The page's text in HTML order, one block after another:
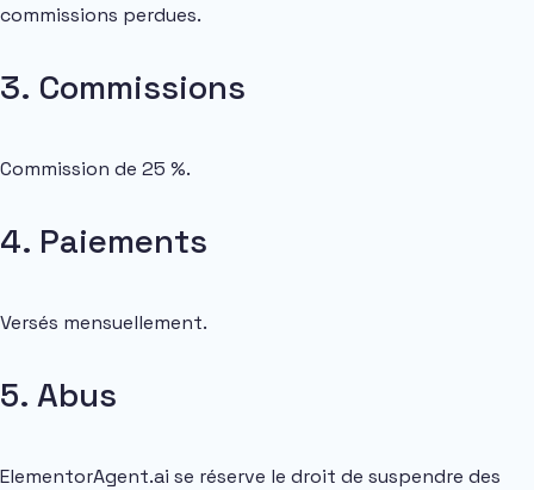
commissions perdues.
3. Commissions
Commission de 25 %.
4. Paiements
Versés mensuellement.
5. Abus
ElementorAgent.ai se réserve le droit de suspendre des